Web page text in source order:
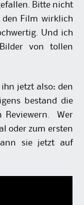
Bitte nicht
den Film wirklich
Und ich
von tollen
ihn jetzt also: den
bestand die
Reviewern. Wer
oder zum ersten
sie jetzt auf